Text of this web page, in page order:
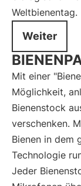
Weltbienentag.
Weiter
Mit einer
Möglichkeit,
Bienenstock
verschenken.
Bienen in dem
Technologie
Jeder